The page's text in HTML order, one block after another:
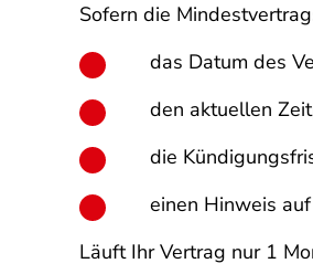
Sofern die
das Datum des
den aktuellen
die
einen Hinweis
Läuft Ihr Vertrag nur 1